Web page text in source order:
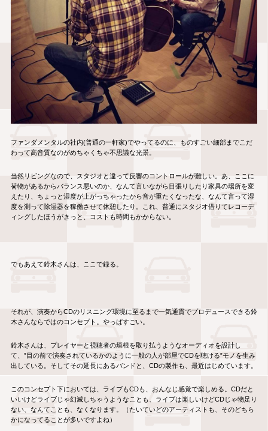
ファンダメンタルの社内(普通の一軒家)でやってるのに、ものすごい細部までこだ
わって高音質なのがめちゃくちゃ不思議な光景。
当然リビングなので、スタジオと違って反響のコントロールが難しい。あ、ここに
荷物があるからバランス悪いのか、なんて言いながら目張りしたり家具の場所を変
えたり、ちょっと湿度が上がっちゃったから音が重たくなったな、なんて言って湿
度を測って除湿器を稼働させて休憩したり。これ、普通にスタジオ借りてレコーデ
ィングしたほうがきっと、コストも時間もかからない。
でもあえて鈴木さんは、ここで録る。
それが、演奏からCDのリスニング環境に至るまで一気通貫でプロデュースできる鈴
木さんならではのコンセプト。やっぱすごい。
鈴木さんは、プレイヤーと視聴者の垣根を取り払うようなオーディオを設計し
て、”目の前で演奏されているかのように一般の人が部屋でCDを聴ける”モノを生み
出している。そしてその延長にあるバンドと、CDの製作も、最近はじめています。
このコンセプト下においては、ライブもCDも、おんなじ感覚で楽しめる。CDだと
いいけどライブじゃ幻滅しちゃうようなことも、ライブは楽しいけどCDじゃ物足り
ない、なんてことも、なくなります。（たいていどのアーティストも、そのどちら
かになってることが多いですよね）